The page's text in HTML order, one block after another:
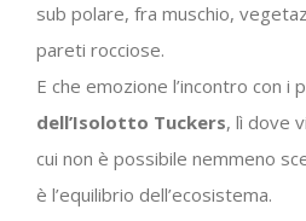
sub polare, fra muschio,
pareti rocciose.
E che emozione l’incontro con i
dell’Isolotto Tuckers, lì dove
cui non è possibile nemmeno
è l’equilibrio dell’ecosistema.